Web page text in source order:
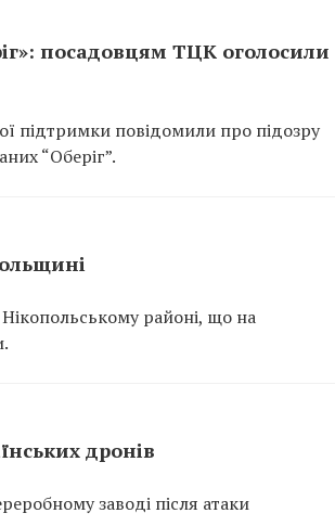
посадовцям ТЦК оголосили
підтримки повідомили про підозру
“Оберіг”.
районі, що на
дронів
заводі після атаки